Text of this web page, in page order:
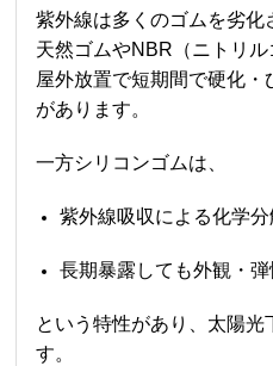
紫外線は多くのゴムを劣化
天然ゴムやNBR（ニトリル
屋外放置で短期間で硬化
があります。
一方シリコンゴムは、
紫外線吸収による化学
長期暴露しても外観・
という特性があり、太陽
す。